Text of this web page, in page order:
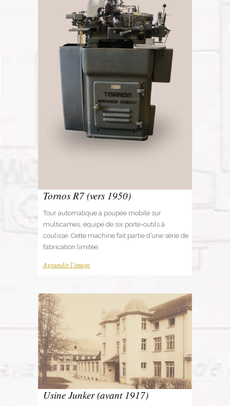
Tornos R7 (vers 1950)
Tour automatique à poupée mobile sur
multicames, équipé de six porte-outils à
coulisse. Cette machine fait partie d’une série de
fabrication limitée.
Agrandir l'image
Usine Junker (avant 1917)